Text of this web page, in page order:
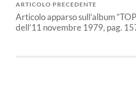
ARTICOLO PRECEDENTE
Articolo apparso sull’album
dell’11 novembre 1979, pag.